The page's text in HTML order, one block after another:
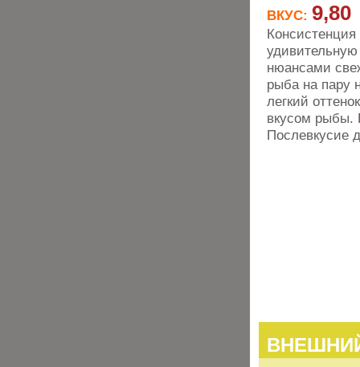
ВКУС: 9,80
нюансами
рыба на пару
легкий
вкусом рыбы.
Послевкусие